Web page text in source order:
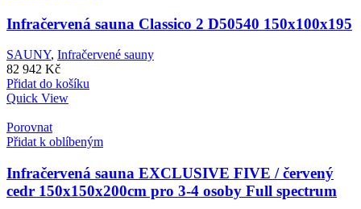
Infračervená sauna Classico 2 D50540 150x100x195
SAUNY, Infračervené sauny
82 942 Kč
Přidat do košíku
Quick View
Porovnat
Přidat k oblíbeným
Infračervená sauna EXCLUSIVE FIVE / červený
cedr 150x150x200cm pro 3-4 osoby Full spectrum